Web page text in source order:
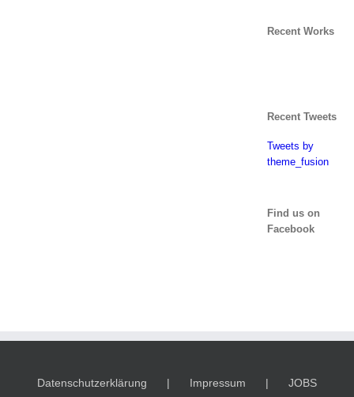
Recent Works
Recent Tweets
Tweets by
theme_fusion
Find us on
Facebook
Datenschutzerklärung Impressum JOBS